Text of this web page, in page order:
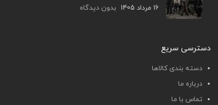
16 مرداد 1405
بدون دیدگاه
دسترسی سریع
دسته بندی کالاها
درباره ما
تماس با ما